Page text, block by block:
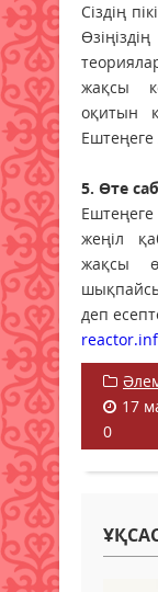
Сіздің
жақсы
оқитын
5. Өте
жеңіл
жақсы
деп
17
0